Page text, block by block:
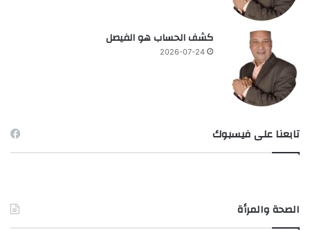
كشف الحساب هو الفيصل
2026-07-24
تابعنا على فيسبوك
الصحة والمرأة